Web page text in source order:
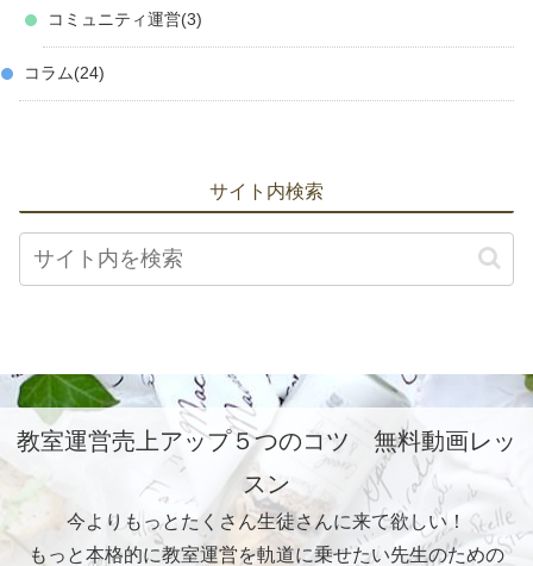
コミュニティ運営 3
コラム 24
サイト内検索
教室運営売上アップ５つのコツ 無料動画レッ
スン
今よりもっとたくさん生徒さんに来て欲しい！
もっと本格的に教室運営を軌道に乗せたい先生のための